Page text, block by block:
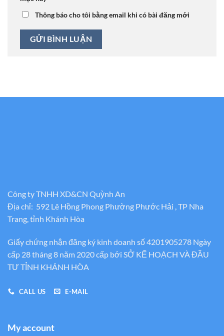
Thông báo cho tôi bằng email khi có bài đăng mới
Công ty TNHH XD&CN Quỳnh An
Địa chỉ: 592 Lê Hồng Phong Phường Phước Hải , TP Nha
Trang, tỉnh Khánh Hòa
Giấy chứng nhận đăng ký kinh doanh số 4201905278 Ngày
cấp 28 tháng 8 năm 2020 cấp bới SỞ KẾ HOẠCH VÀ ĐẦU
TƯ TỈNH KHÁNH HÒA
CALL US E-MAIL
My account